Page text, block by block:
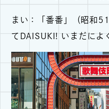
まい：「番番」（昭和
てDAISUKI! いまだに